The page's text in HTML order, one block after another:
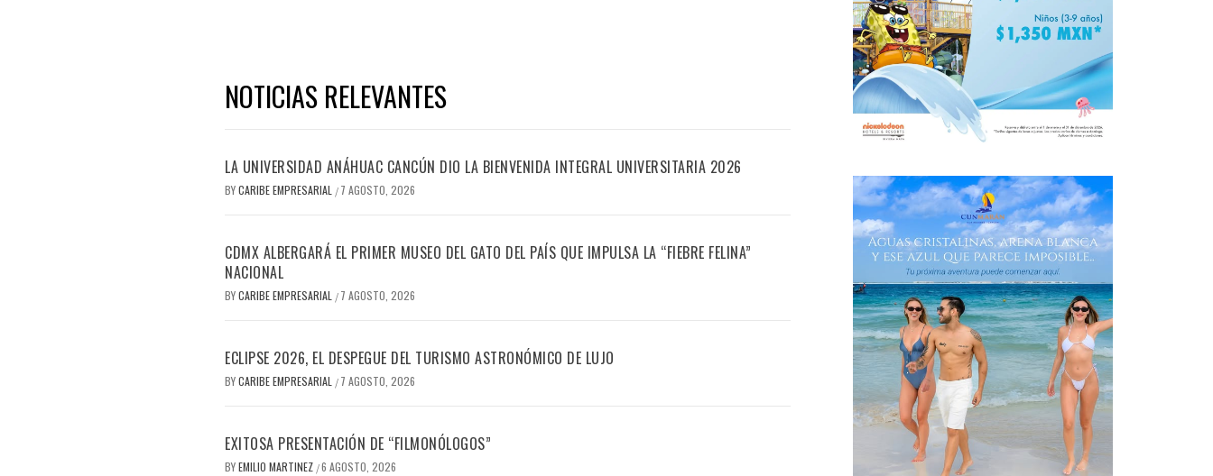
NOTICIAS RELEVANTES
LA UNIVERSIDAD ANÁHUAC CANCÚN DIO LA BIENVENIDA INTEGRAL UNIVERSITARIA 2026
BYCARIBE EMPRESARIAL / 7 AGOSTO, 2026
CDMX ALBERGARÁ EL PRIMER MUSEO DEL GATO DEL PAÍS QUE IMPULSA LA “FIEBRE FELINA”
NACIONAL
BYCARIBE EMPRESARIAL / 7 AGOSTO, 2026
ECLIPSE 2026, EL DESPEGUE DEL TURISMO ASTRONÓMICO DE LUJO
BYCARIBE EMPRESARIAL / 7 AGOSTO, 2026
EXITOSA PRESENTACIÓN DE “FILMONÓLOGOS”
BYEMILIO MARTINEZ /6 AGOSTO, 2026